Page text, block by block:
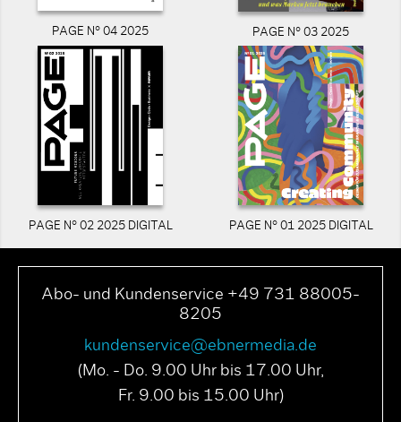
PAGE N° 04 2025 PAGE N° 03 2025
PAGE N° 02 2025 DIGITAL PAGE N° 01 2025 DIGITAL
Abo- und Kundenservice +49 731 88005-
8205
kundenservice@ebnermedia.de
(Mo. - Do. 9.00 Uhr bis 17.00 Uhr,
Fr. 9.00 bis 15.00 Uhr)